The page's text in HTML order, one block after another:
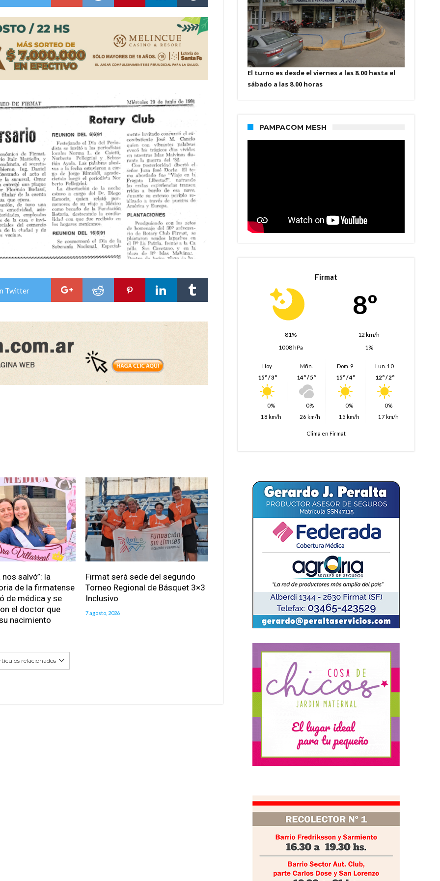
Twitter
salvó”: la
de la firmatense
de médica y se
el doctor que
nacimiento
Firmat será sede del segundo
Torneo Regional de Básquet 3×3
Inclusivo
7 agosto, 2026
relacionados
El turno es desde el viernes a las 8.00 hasta el
sábado a las 8.00 horas
PAMPACOM MESH
Firmat
8º
81%
12 km/h
1008 hPa
1%
Hoy
15º / 3º
0%
18 km/h
Mñn.
14º / 5º
0%
26 km/h
Dom. 9
15º / 4º
0%
15 km/h
Lun. 10
12º / 2º
0%
17 km/h
Clima en Firmat